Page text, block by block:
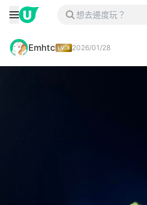
Emhtc 2026/01/28